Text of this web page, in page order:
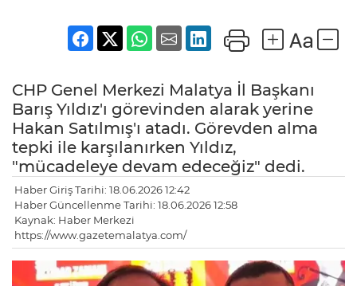
CHP Genel Merkezi Malatya İl Başkanı
Barış Yıldız'ı görevinden alarak yerine
Hakan Satılmış'ı atadı. Görevden alma
tepki ile karşılanırken Yıldız,
"mücadeleye devam edeceğiz" dedi.
Haber Giriş Tarihi: 18.06.2026 12:42
Haber Güncellenme Tarihi: 18.06.2026 12:58
Kaynak: Haber Merkezi
https://www.gazetemalatya.com/